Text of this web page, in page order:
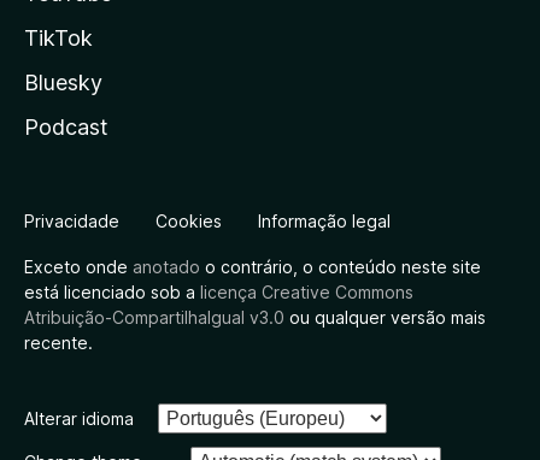
TikTok
Bluesky
Podcast
Privacidade Cookies Informação legal
Exceto onde anotado o contrário, o conteúdo neste site
está licenciado sob a licença Creative Commons
Atribuição-CompartilhaIgual v3.0 ou qualquer versão mais
recente.
Alterar idioma